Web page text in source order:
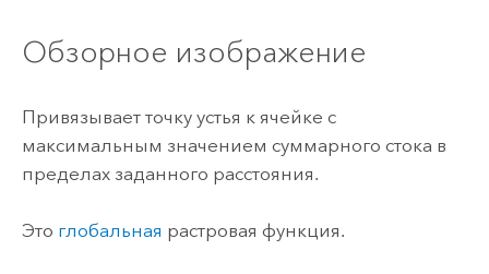
Обзорное изображение
Привязывает точку устья к ячейке с
максимальным значением суммарного стока в
пределах заданного расстояния.
Это глобальная растровая функция.